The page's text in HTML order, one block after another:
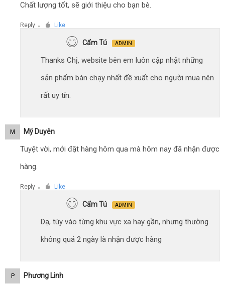
Chất lượng tốt, sẽ giới thiệu cho bạn bè.
Reply ● Like
Cẩm Tú ADMIN
Thanks Chị, website bên em luôn cập nhật những
sản phẩm bán chạy nhất đề xuất cho người mua nên
rất uy tín.
M Mỹ Duyên
Tuyệt vời, mới đặt hàng hôm qua mà hôm nay đã nhận được
hàng.
Reply ● Like
Cẩm Tú ADMIN
Dạ, tùy vào từng khu vực xa hay gần, nhưng thường
không quá 2 ngày là nhận được hàng
P Phương Linh